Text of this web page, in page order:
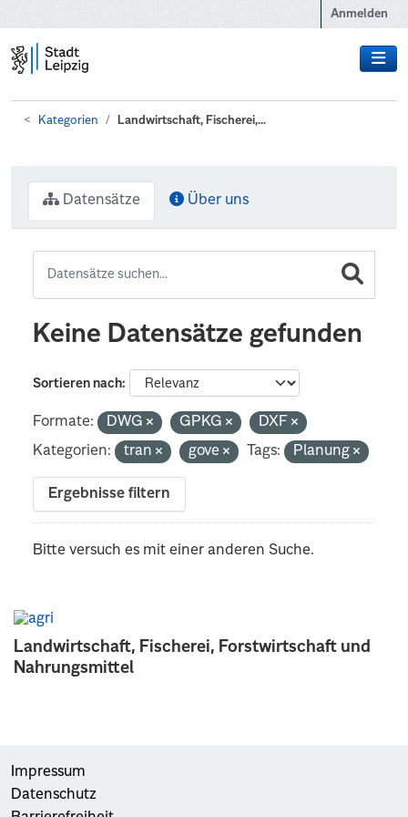
Anmelden
Kategorien Landwirtschaft, Fischerei,...
Landwirtschaft, Fischerei, Forstwirtschaft und
Nahrungsmittel
Datensätze Über uns
Keine Datensätze gefunden
Sortieren nach
Formate: DWG GPKG
DXF
Kategorien:
tran gove Tags: Planung
Ergebnisse filtern
Bitte versuch es mit einer anderen Suche.
Impressum
Datenschutz